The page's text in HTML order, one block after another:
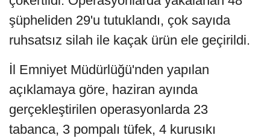
şüpheliden 29'u tutuklandı, çok sayıda
ruhsatsız silah ile kaçak ürün ele geçirildi.
İl Emniyet Müdürlüğü'nden yapılan
açıklamaya göre, haziran ayında
gerçekleştirilen operasyonlarda 23
tabanca, 3 pompalı tüfek, 4 kurusıkı